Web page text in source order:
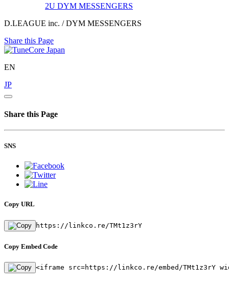
2U DYM MESSENGERS
D.LEAGUE inc. / DYM MESSENGERS
Share this Page
EN
JP
Share this Page
SNS
Copy URL
https://linkco.re/TMt1z3rY
Copy Embed Code
<iframe src=https://linkco.re/embed/TMt1z3rY